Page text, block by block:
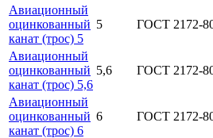
Авиационный
оцинкованный
канат (трос) 5
5 ГОСТ 2172-
Авиационный
оцинкованный
канат (трос) 5,6
5,6 ГОСТ 2172-
Авиационный
оцинкованный
канат (трос) 6
6 ГОСТ 2172-